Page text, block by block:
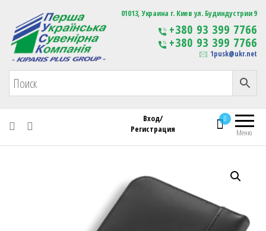
Первая Украинская Сувенирная Компания Изготовление
сувенирной продукции
с логотипом
01013, Украина г. Киев ул. Будиндустрии 9
+380 93 399 7766
+380 93 399 7766
1pusk@ukr.net
Меню
0
Вход/
Регистрация